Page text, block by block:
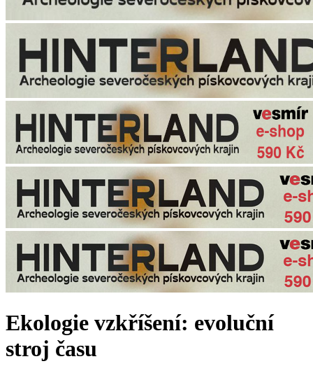
Ekologie vzkříšení: evoluční
stroj času